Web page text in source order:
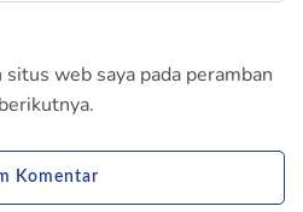
web saya pada peramban